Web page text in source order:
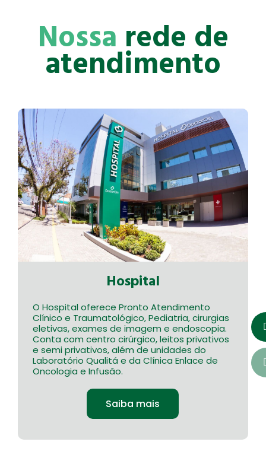
Nossarede de
atendimento
Hospital
O Hospital oferece Pronto Atendimento
Clínico e Traumatológico, Pediatria, cirurgias
eletivas, exames de imagem e endoscopia.
Conta com centro cirúrgico, leitos privativos
e semi privativos, além de unidades do
Laboratório Qualitá e da Clínica Enlace de
Oncologia e Infusão.
Saiba mais